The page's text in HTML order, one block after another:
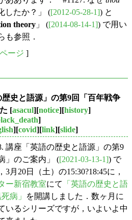
したか？」 ([2012-05-28-1]) と
theory 」 ([2014-08-14-1]) で用い
も参照．
ージ ]
歴史と語源」の第9回「百年戦争
[asacul][notice][history]
]
][covid][link][slide]
講座「英語の歴史と語源」の第9
」のご案内」 ([2021-03-13-1]) で
月20日（土）の15:30?18:45に，
ー新宿教室にて
「英語の歴史と語
病」
を開講しました．数ヶ月に
いるシリーズですが，いよいよ中